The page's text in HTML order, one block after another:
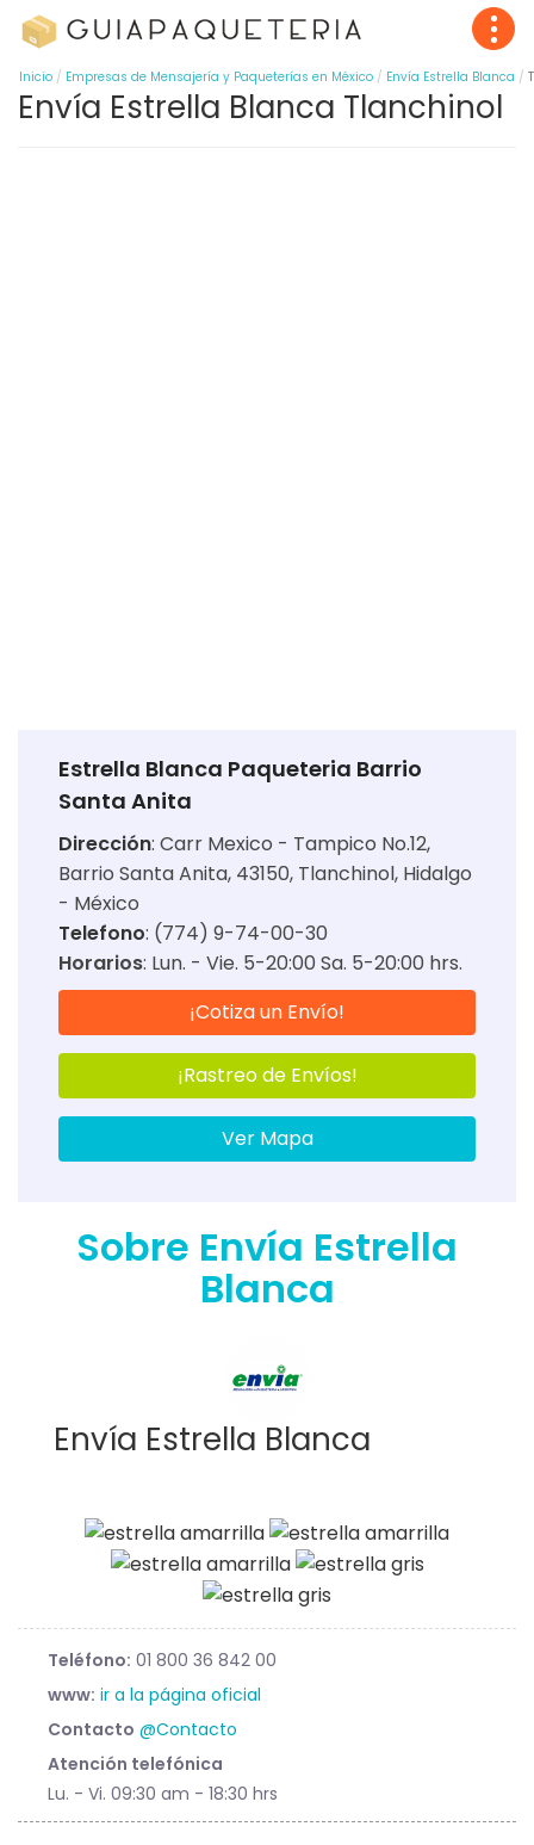
Inicio Empresas de Mensajería y Paqueterías en México Envía Estrella Blanca
Envía Estrella Blanca Tlanchinol
Estrella Blanca Paqueteria Barrio
Santa Anita
Dirección: Carr Mexico - Tampico No.12,
Barrio Santa Anita, 43150, Tlanchinol, Hidalgo
- México
Telefono: (774) 9-74-00-30
Horarios: Lun. - Vie. 5-20:00 Sa. 5-20:00 hrs.
¡Cotiza un Envío!
¡Rastreo de Envíos!
Ver Mapa
Sobre Envía Estrella
Blanca
Envía Estrella Blanca
Teléfono: 01 800 36 842 00
www: ir a la página oficial
Contacto @Contacto
Atención telefónica
Lu. - Vi. 09:30 am - 18:30 hrs